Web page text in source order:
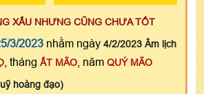
XẤU NHƯNG CŨNG CHƯA TỐT
3/2023 nhằm ngày 4/2/2023 Âm lịch
, tháng ẤT MÃO , năm QUÝ MÃO
hoàng đạo)